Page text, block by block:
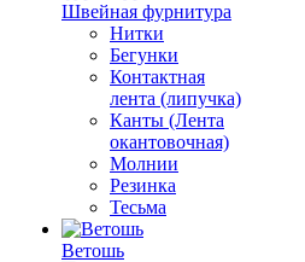
Швейная фурнитура
Нитки
Бегунки
Контактная
лента (липучка)
Канты (Лента
окантовочная)
Молнии
Резинка
Тесьма
Ветошь